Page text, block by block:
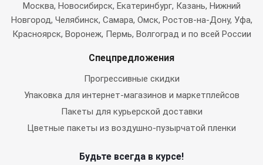
Москва, Новосибирск, Екатеринбург, Казань, Нижний
Новгород, Челябинск, Самара, Омск, Ростов-на-Дону, Уфа,
Красноярск, Воронеж, Пермь, Волгоград и по всей России
Спецпредложения
Прогрессивные скидки
Упаковка для интернет-магазинов и маркетплейсов
Пакеты для курьерской доставки
Цветные пакеты из воздушно-пузырчатой пленки
Будьте всегда в курсе!